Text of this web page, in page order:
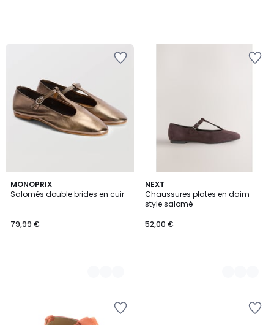
MONOPRIX
Salomés double brides en cuir
79,99 €
2
Couleurs
NEXT
Chaussures plates en daim
style salomé
52,00 €
2
Couleurs